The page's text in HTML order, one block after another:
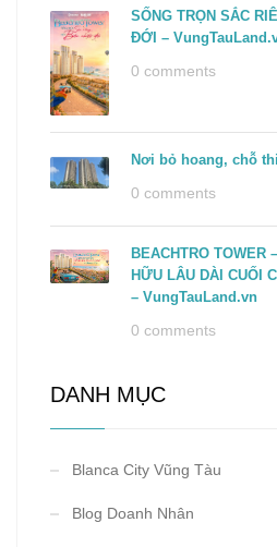
SỐNG TRỌN SẮC
ĐỚI –
0 comments
Nơi bỏ hoang, chỗ
0 comments
BEACHTRO TOWER
HỮU LÂU DÀI CUỐI
– VungTauLand.vn
0 comments
DANH MỤC
Blanca City Vũng Tàu
Blog Doanh Nhân